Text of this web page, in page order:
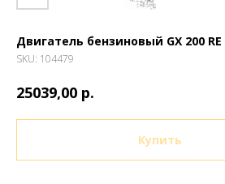
Двигатель бензиновый GX 200 RE
SKU: 104479
25039,00 р.
Купить